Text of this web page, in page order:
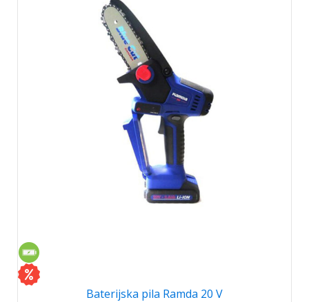
Baterijska pila Ramda 20 V